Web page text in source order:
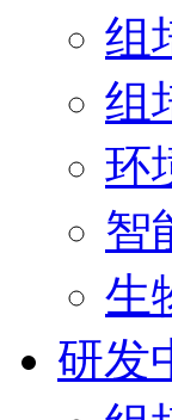
组
组
环
智
生
研发